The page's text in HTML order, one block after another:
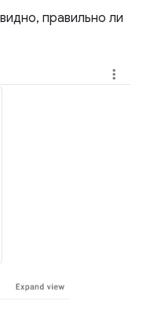
правильно ли